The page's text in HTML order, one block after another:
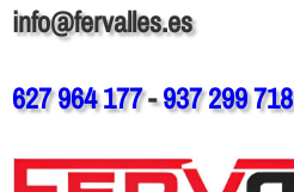
info@fervalles.es
627 964 177-937 299 718